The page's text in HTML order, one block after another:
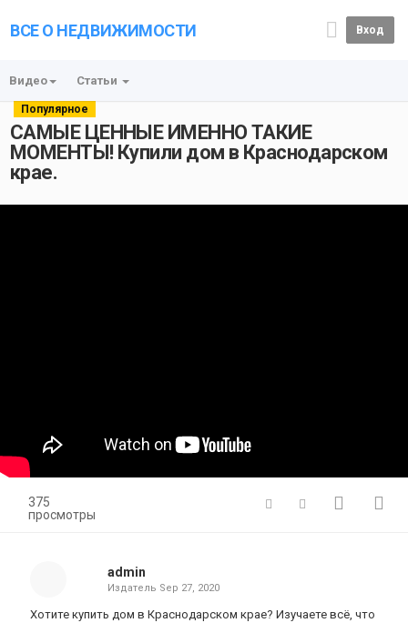
ВСЕ О НЕДВИЖИМОСТИ Вход
Видео Статьи
Популярное
САМЫЕ ЦЕННЫЕ ИМЕННО ТАКИЕ
МОМЕНТЫ! Купили дом в Краснодарском
крае.
375
просмотры
admin
Издатель Sep 27, 2020
Хотите купить дом в Краснодарском крае? Изучаете всё, что